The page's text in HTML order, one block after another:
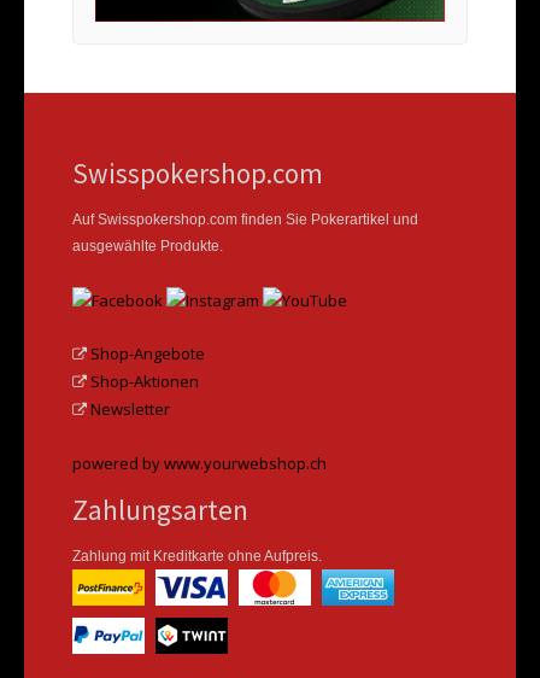
Swisspokershop.com
Auf Swisspokershop.com finden Sie Pokerartikel und
ausgewählte Produkte.
Shop-Angebote
Shop-Aktionen
Newsletter
powered by www.yourwebshop.ch
Zahlungsarten
Zahlung mit Kreditkarte ohne Aufpreis.